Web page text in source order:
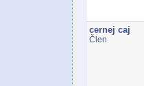
cernej caj
Člen